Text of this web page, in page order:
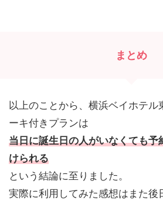
まとめ
以上のことから、横浜ベイホテル
ーキ付きプランは
当日に誕生日の人がいなくても予
けられる
という結論に至りました。
実際に利用してみた感想はまた後